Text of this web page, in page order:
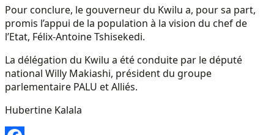
Pour conclure, le gouverneur du Kwilu a, pour sa part,
promis l’appui de la population à la vision du chef de
l’Etat, Félix-Antoine Tshisekedi.
La délégation du Kwilu a été conduite par le député
national Willy Makiashi, président du groupe
parlementaire PALU et Alliés.
Hubertine Kalala